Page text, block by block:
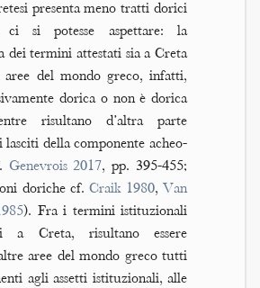
presenta meno tratti dorici
si potesse aspettare: la
dei termini attestati sia a Creta
del mondo greco, infatti,
dorica o non è dorica
risultano d’altra parte
della componente acheo-
Genevrois 2017, pp. 395-455;
doriche cf.Craik 1980, Van
). Fra i termini istituzionali
a Creta, risultano essere
aree del mondo greco tutti
agli assetti istituzionali, alle